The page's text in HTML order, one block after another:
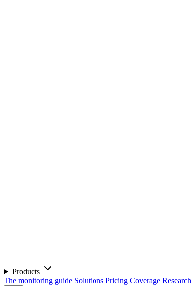
Products
The monitoring guide Solutions Pricing Coverage Research